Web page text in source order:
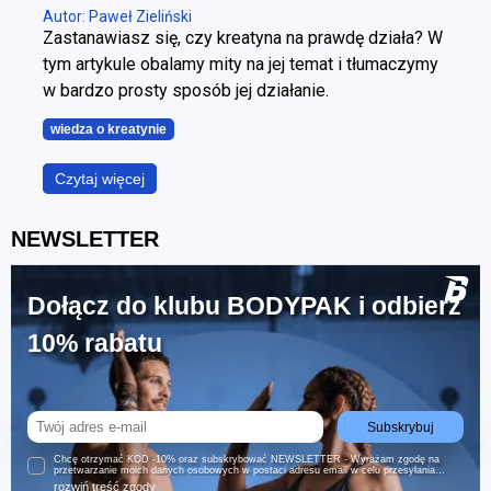
Autor: Paweł Zieliński
Zastanawiasz się, czy kreatyna na prawdę działa? W
tym artykule obalamy mity na jej temat i tłumaczymy
w bardzo prosty sposób jej działanie.
wiedza o kreatynie
Czytaj więcej
NEWSLETTER
Dołącz do klubu BODYPAK i odbierz
10% rabatu
Subskrybuj
Chcę otrzymać KOD -10% oraz subskrybować NEWSLETTER - Wyrażam zgodę na
przetwarzanie moich danych osobowych w postaci adresu email w celu przesyłania
informacji handlowych (w tym ofert specjalnych i promocji) w formie newslettera za
rozwiń treść zgody